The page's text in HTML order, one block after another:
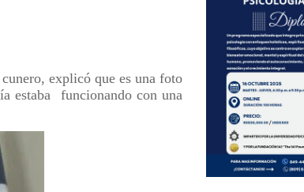
explicó que es una foto
estaba funcionando con una